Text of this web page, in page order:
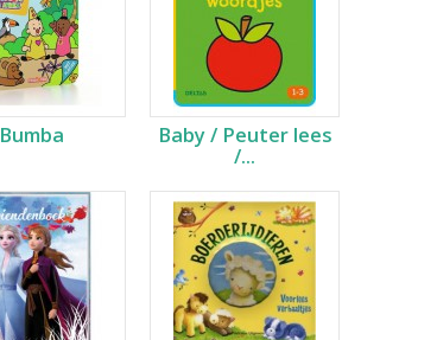
Bumba
Baby / Peuter lees
/...